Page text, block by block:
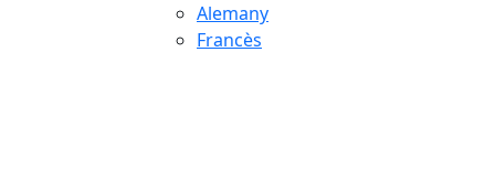
Alemany
Francès